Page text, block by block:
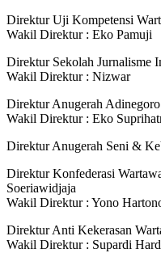
Direktur Uji Kompetensi
Wakil Direktur : Eko Pamuji
Direktur Sekolah Jurnalisme
Wakil Direktur : Nizwar
Direktur Anugerah
Wakil Direktur : Eko
Direktur Anugerah Seni &
Direktur Konfederasi
Soeriawidjaja
Wakil Direktur : Yono
Direktur Anti Kekerasan
Wakil Direktur : Supardi